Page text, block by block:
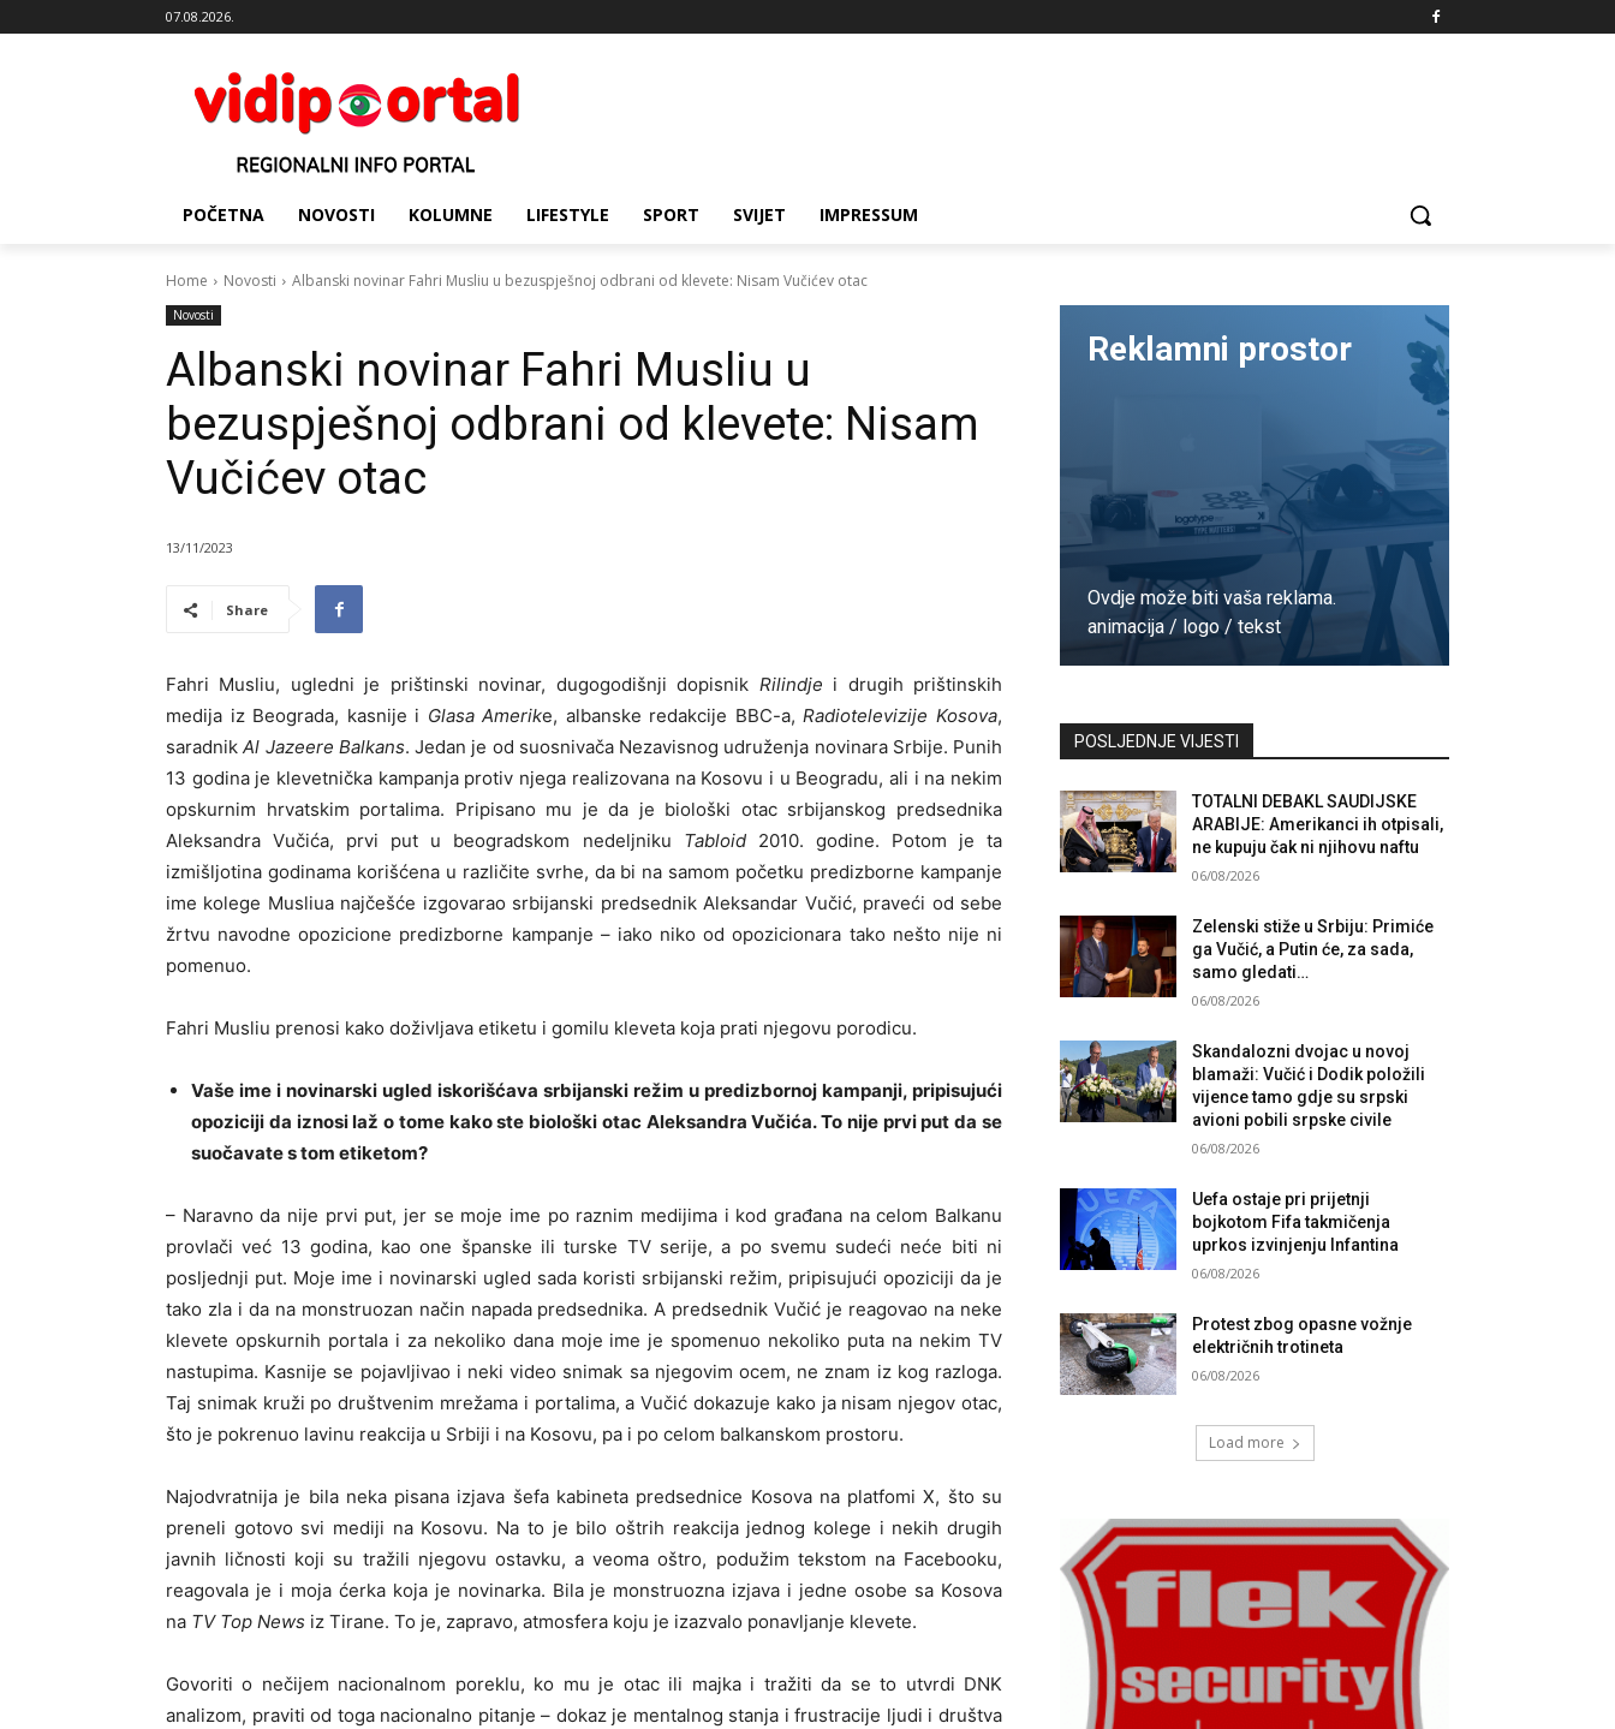
07.08.2026.
POČETNA NOVOSTI KOLUMNE LIFESTYLE SPORT SVIJET IMPRESSUM
Home Novosti Albanski novinar Fahri Musliu u bezuspješnoj odbrani od klevete: Nisam Vučićev otac
Novosti
Albanski novinar Fahri Musliu u
bezuspješnoj odbrani od klevete: Nisam
Vučićev otac
13/11/2023
Share
Fahri Musliu, ugledni je prištinski novinar, dugogodišnji dopisnik Rilindje i drugih prištinskih
medija iz Beograda, kasnije i Glasa Amerike, albanske redakcije BBC-a,Radiotelevizije Kosova,
saradnikAl Jazeere Balkans. Jedan je od suosnivača Nezavisnog udruženja novinara Srbije. Punih
13 godina je klevetnička kampanja protiv njega realizovana na Kosovu i u Beogradu, ali i na nekim
opskurnim hrvatskim portalima. Pripisano mu je da je biološki otac srbijanskog predsednika
Aleksandra Vučića, prvi put u beogradskom nedeljniku Tabloid2010. godine. Potom je ta
izmišljotina godinama korišćena u različite svrhe, da bi na samom početku predizborne kampanje
ime kolege Musliua najčešće izgovarao srbijanski predsednik Aleksandar Vučić, praveći od sebe
žrtvu navodne opozicione predizborne kampanje – iako niko od opozicionara tako nešto nije ni
pomenuo.
Fahri Musliu prenosi kako doživljava etiketu i gomilu kleveta koja prati njegovu porodicu.
Vaše ime i novinarski ugled iskorišćava srbijanski režim u predizbornoj kampanji, pripisujući
opoziciji da iznosi laž o tome kako ste biološki otac Aleksandra Vučića. To nije prvi put da se
suočavate s tom etiketom?
– Naravno da nije prvi put, jer se moje ime po raznim medijima i kod građana na celom Balkanu
provlači već 13 godina, kao one španske ili turske TV serije, a po svemu sudeći neće biti ni
posljednji put. Moje ime i novinarski ugled sada koristi srbijanski režim, pripisujući opoziciji da je
tako zla i da na monstruozan način napada predsednika. A predsednik Vučić je reagovao na neke
klevete opskurnih portala i za nekoliko dana moje ime je spomenuo nekoliko puta na nekim TV
nastupima. Kasnije se pojavljivao i neki video snimak sa njegovim ocem, ne znam iz kog razloga.
Taj snimak kruži po društvenim mrežama i portalima, a Vučić dokazuje kako ja nisam njegov otac,
što je pokrenuo lavinu reakcija u Srbiji i na Kosovu, pa i po celom balkanskom prostoru.
Najodvratnija je bila neka pisana izjava šefa kabineta predsednice Kosova na platfomi X, što su
preneli gotovo svi mediji na Kosovu. Na to je bilo oštrih reakcija jednog kolege i nekih drugih
javnih ličnosti koji su tražili njegovu ostavku, a veoma oštro, podužim tekstom na Facebooku,
reagovala je i moja ćerka koja je novinarka. Bila je monstruozna izjava i jedne osobe sa Kosova
na TV Top News iz Tirane. To je, zapravo, atmosfera koju je izazvalo ponavljanje klevete.
Govoriti o nečijem nacionalnom poreklu, ko mu je otac ili majka i tražiti da se to utvrdi DNK
analizom, praviti od toga nacionalno pitanje – dokaz je mentalnog stanja i frustracije ljudi i društva
Reklamni prostor
Ovdje može biti vaša reklama.
animacija / logo / tekst
POSLJEDNJE VIJESTI
TOTALNI DEBAKL SAUDIJSKE
ARABIJE: Amerikanci ih otpisali,
ne kupuju čak ni njihovu naftu
06/08/2026
Zelenski stiže u Srbiju: Primiće
ga Vučić, a Putin će, za sada,
samo gledati…
06/08/2026
Skandalozni dvojac u novoj
blamaži: Vučić i Dodik položili
vijence tamo gdje su srpski
avioni pobili srpske civile
06/08/2026
Uefa ostaje pri prijetnji
bojkotom Fifa takmičenja
uprkos izvinjenju Infantina
06/08/2026
Protest zbog opasne vožnje
električnih trotineta
06/08/2026
Load more